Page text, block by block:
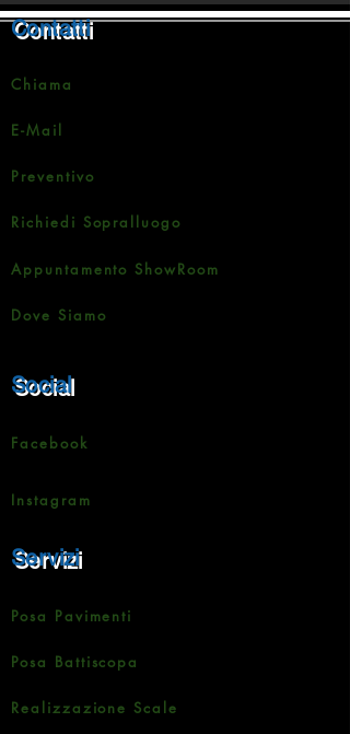
Contatti
Chiama
E-Mail
Preventivo
Richiedi Sopralluogo
Appuntamento ShowRoom
Dove Siamo
Social
Facebook
Instagram
Servizi
Posa Pavimenti
Posa Battiscopa
Realizzazione Scale